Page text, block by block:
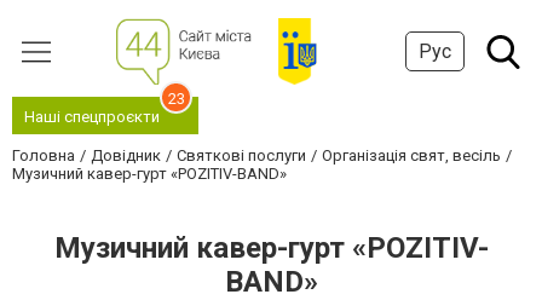
Рус
Наші спецпроєкти
23
Головна Довідник Святкові послуги
Організація свят, весіль
Музичний кавер-гурт «POZITIV-BAND»
Музичний кавер-гурт «POZITIV-
BAND»